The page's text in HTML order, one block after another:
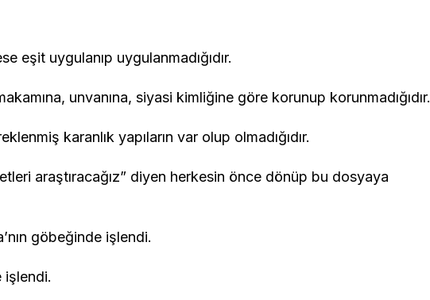
eşit uygulanıp uygulanmadığıdır.
unvanına, siyasi kimliğine göre korunup korunmadığıdır.
karanlık yapıların var olup olmadığıdır.
araştıracağız” diyen herkesin önce dönüp bu dosyaya
göbeğinde işlendi.
işlendi.